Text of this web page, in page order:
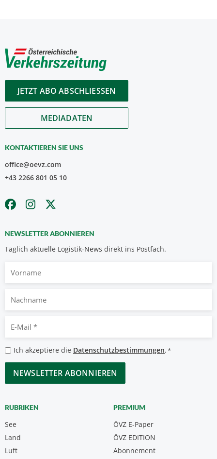
JETZT ABO ABSCHLIESSEN
MEDIADATEN
KONTAKTIEREN SIE UNS
office@oevz.com
+43 2266 801 05 10
NEWSLETTER ABONNIEREN
Täglich aktuelle Logistik-News direkt ins Postfach.
Nachname
Mail
*
Datenschutzbestimmungen
*
Ich akzeptiere die Datenschutzbestimmungen.*
CAPTCHA
RUBRIKEN
See
Land
Luft
PREMIUM
ÖVZ E-Paper
Abonnement
ÖVZ EDITION